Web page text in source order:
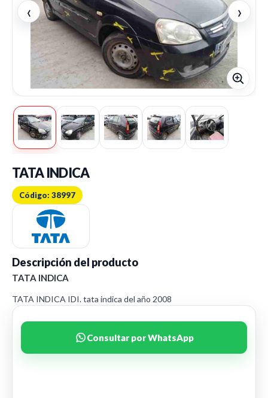
‹ ›
TATA INDICA
Código: 38997
Descripción del producto
TATA INDICA
TATA INDICA IDI. tata indica del año 2008
Consultar por WhatsApp